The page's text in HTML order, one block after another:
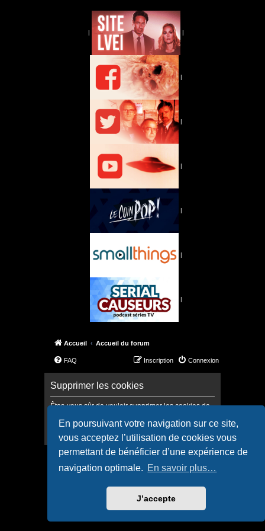
En poursuivant votre navigation sur ce site,
vous acceptez l’utilisation de cookies vous
permettant de bénéficier d’une expérience de
navigation optimale. En savoir plus…
J’accepte
| |
|
|
|
|
|
|
Accueil Accueil du forum
FAQ Connexion
Inscription
Supprimer les cookies
Êtes-vous sûr de vouloir supprimer les cookies de